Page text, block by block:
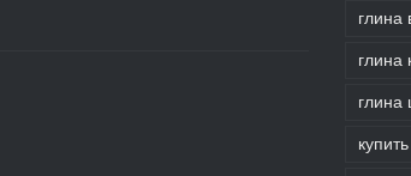
глина
глина
глина